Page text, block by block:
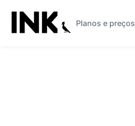
Planos e preços